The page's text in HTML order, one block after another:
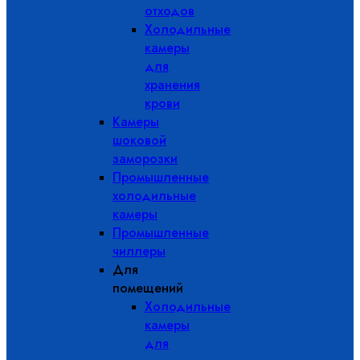
отходов
Холодильные
камеры
для
хранения
крови
Камеры
шоковой
заморозки
Промышленные
холодильные
камеры
Промышленные
чиллеры
Для
помещений
Холодильные
камеры
для